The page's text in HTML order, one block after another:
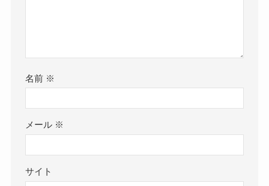
名前 ※
メール ※
サイト